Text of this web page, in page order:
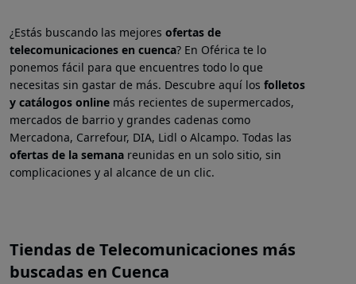
¿Estás buscando las mejores ofertas de
telecomunicaciones en cuenca? En Oférica te lo
ponemos fácil para que encuentres todo lo que
necesitas sin gastar de más. Descubre aquí los folletos
y catálogos online más recientes de supermercados,
mercados de barrio y grandes cadenas como
Mercadona, Carrefour, DIA, Lidl o Alcampo. Todas las
ofertas de la semana reunidas en un solo sitio, sin
complicaciones y al alcance de un clic.
Tiendas de Telecomunicaciones más
buscadas en Cuenca